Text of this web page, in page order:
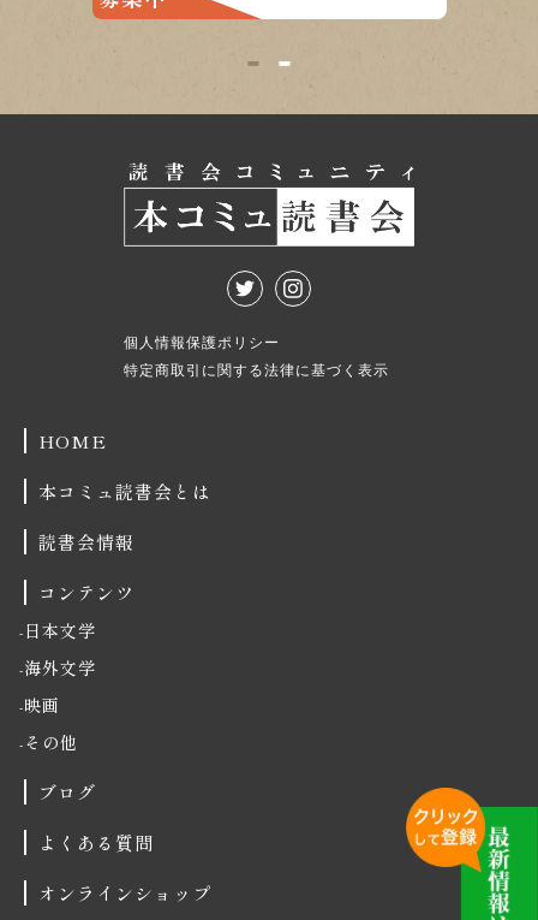
1 2
個人情報保護ポリシー
特定商取引に関する法律に基づく表示
HOME
本コミュ読書会とは
読書会情報
コンテンツ
日本文学
海外文学
映画
その他
ブログ
よくある質問
オンラインショップ